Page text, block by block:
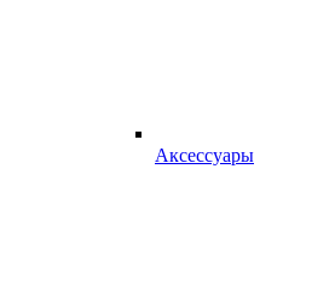
Аксессуары